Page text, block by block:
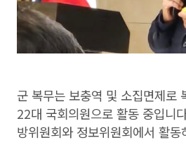
군 복무는 보충역 및 소집면제로
22대 국회의원으로 활동 중입니
방위원회와 정보위원회에서 활동